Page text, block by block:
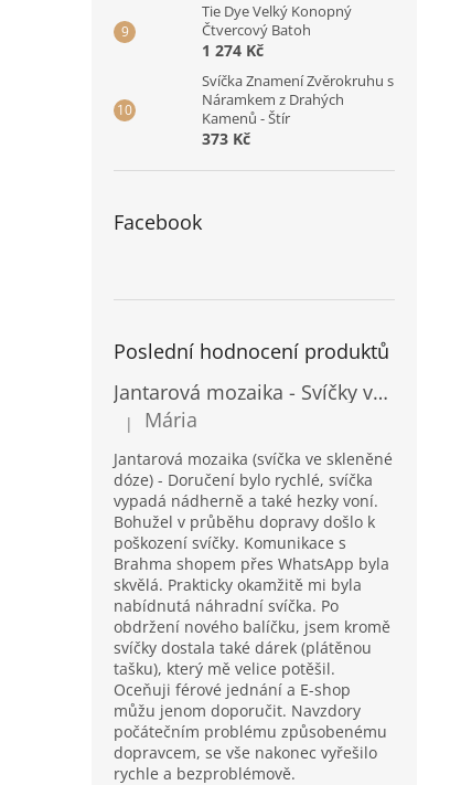
Tie Dye Velký Konopný
Čtvercový Batoh
1 274 Kč
Svíčka Znamení Zvěrokruhu s
Náramkem z Drahých
Kamenů - Štír
373 Kč
Facebook
Poslední hodnocení produktů
Jantarová mozaika - Svíčky ve skleněných dózách - Vysoké
Hodnocení produktu je 5 z 5 hvězdiček.
| Mária
Jantarová mozaika (svíčka ve skleněné
dóze) - Doručení bylo rychlé, svíčka
vypadá nádherně a také hezky voní.
Bohužel v průběhu dopravy došlo k
poškození svíčky. Komunikace s
Brahma shopem přes WhatsApp byla
skvělá. Prakticky okamžitě mi byla
nabídnutá náhradní svíčka. Po
obdržení nového balíčku, jsem kromě
svíčky dostala také dárek (plátěnou
tašku), který mě velice potěšil.
Oceňuji férové jednání a E-shop
můžu jenom doporučit. Navzdory
počátečním problému způsobenému
dopravcem, se vše nakonec vyřešilo
rychle a bezproblémově.